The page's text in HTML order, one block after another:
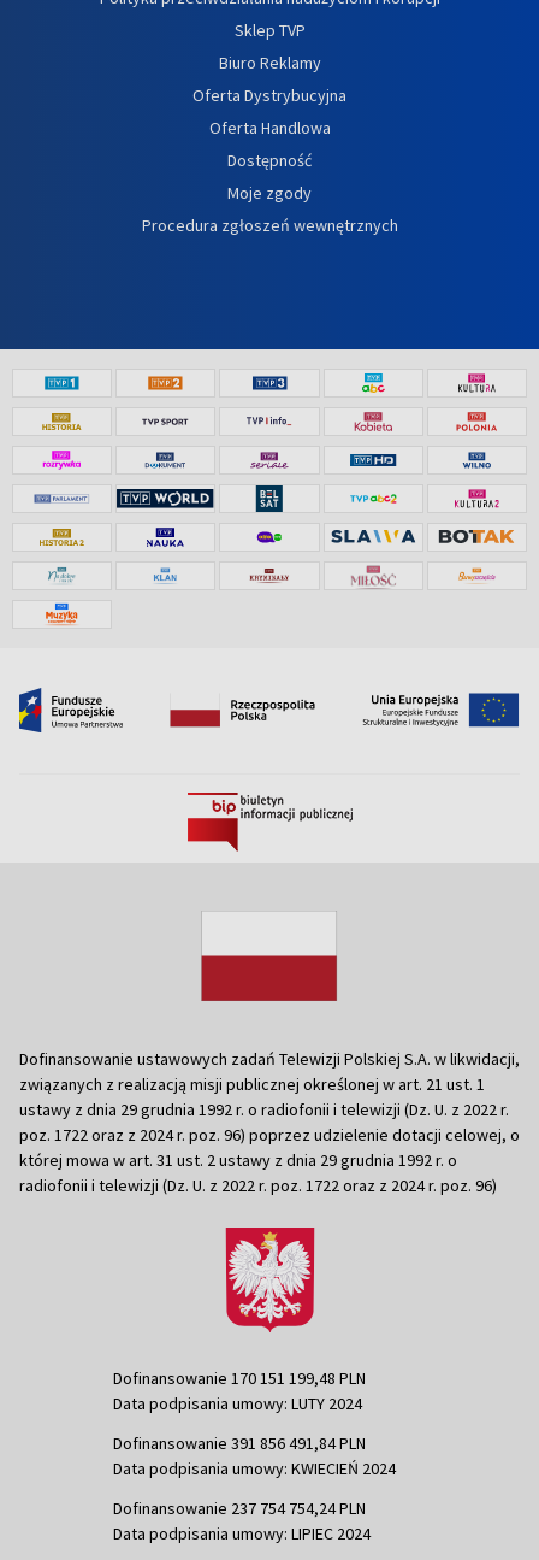
Sklep TVP
Biuro Reklamy
Oferta Dystrybucyjna
Oferta Handlowa
Dostępność
Moje zgody
Procedura zgłoszeń wewnętrznych
Dofinansowanie ustawowych zadań Telewizji Polskiej S.A. w likwidacji,
związanych z realizacją misji publicznej określonej w art. 21 ust. 1
ustawy z dnia 29 grudnia 1992 r. o radiofonii i telewizji (Dz. U. z 2022 r.
poz. 1722 oraz z 2024 r. poz. 96) poprzez udzielenie dotacji celowej, o
której mowa w art. 31 ust. 2 ustawy z dnia 29 grudnia 1992 r. o
radiofonii i telewizji (Dz. U. z 2022 r. poz. 1722 oraz z 2024 r. poz. 96)
Dofinansowanie 170 151 199,48 PLN
Data podpisania umowy: LUTY 2024
Dofinansowanie 391 856 491,84 PLN
Data podpisania umowy: KWIECIEŃ 2024
Dofinansowanie 237 754 754,24 PLN
Data podpisania umowy: LIPIEC 2024